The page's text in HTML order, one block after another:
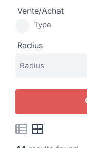
Vente/Achat
Type
Radius